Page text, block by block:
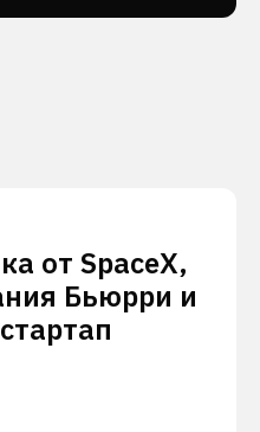
от SpaceX,
Бьюрри и